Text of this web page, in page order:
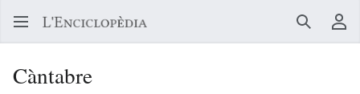
Buscar
Càntabre